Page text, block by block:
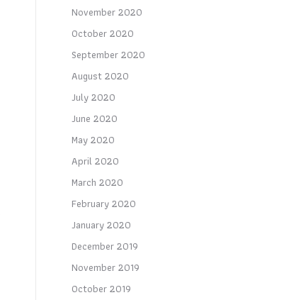
November 2020
October 2020
September 2020
August 2020
July 2020
June 2020
May 2020
April 2020
March 2020
February 2020
January 2020
December 2019
November 2019
October 2019